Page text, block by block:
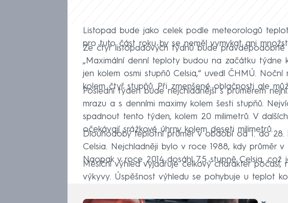
Listopad bude jako celek podle meteorologů
pro tuto část roku by se neměl vymykat ani
Ze čtyř listopadových týdnů bude pravděpodobně
„Maximální denní teploty budou na začátku týdne
jen kolem osmi stupňů Celsia,“ uvedl ČHMÚ.
kolem čtyř stupňů. Při zmenšené oblačnosti ale
Poslední týden bude nejchladnější s průměrem
mrazu a s denními maximy kolem šesti stupňů.
spadnout tento týden, kolem 20 milimetrů. V
očekávají srážkové úhrny kolem deseti milimetrů.
Dlouhodobý teplotní průměr v období od 1. do 28.
Celsia. Nejchladněji bylo v roce 1988, kdy průměr
Naopak v roce 2014 dosáhl 7,5 stupně Celsia, což
Měsíční výhled vyjadřuje celkový charakter počasí,
výkyvy. Úspěšnost výhledu se pohybuje u teplot